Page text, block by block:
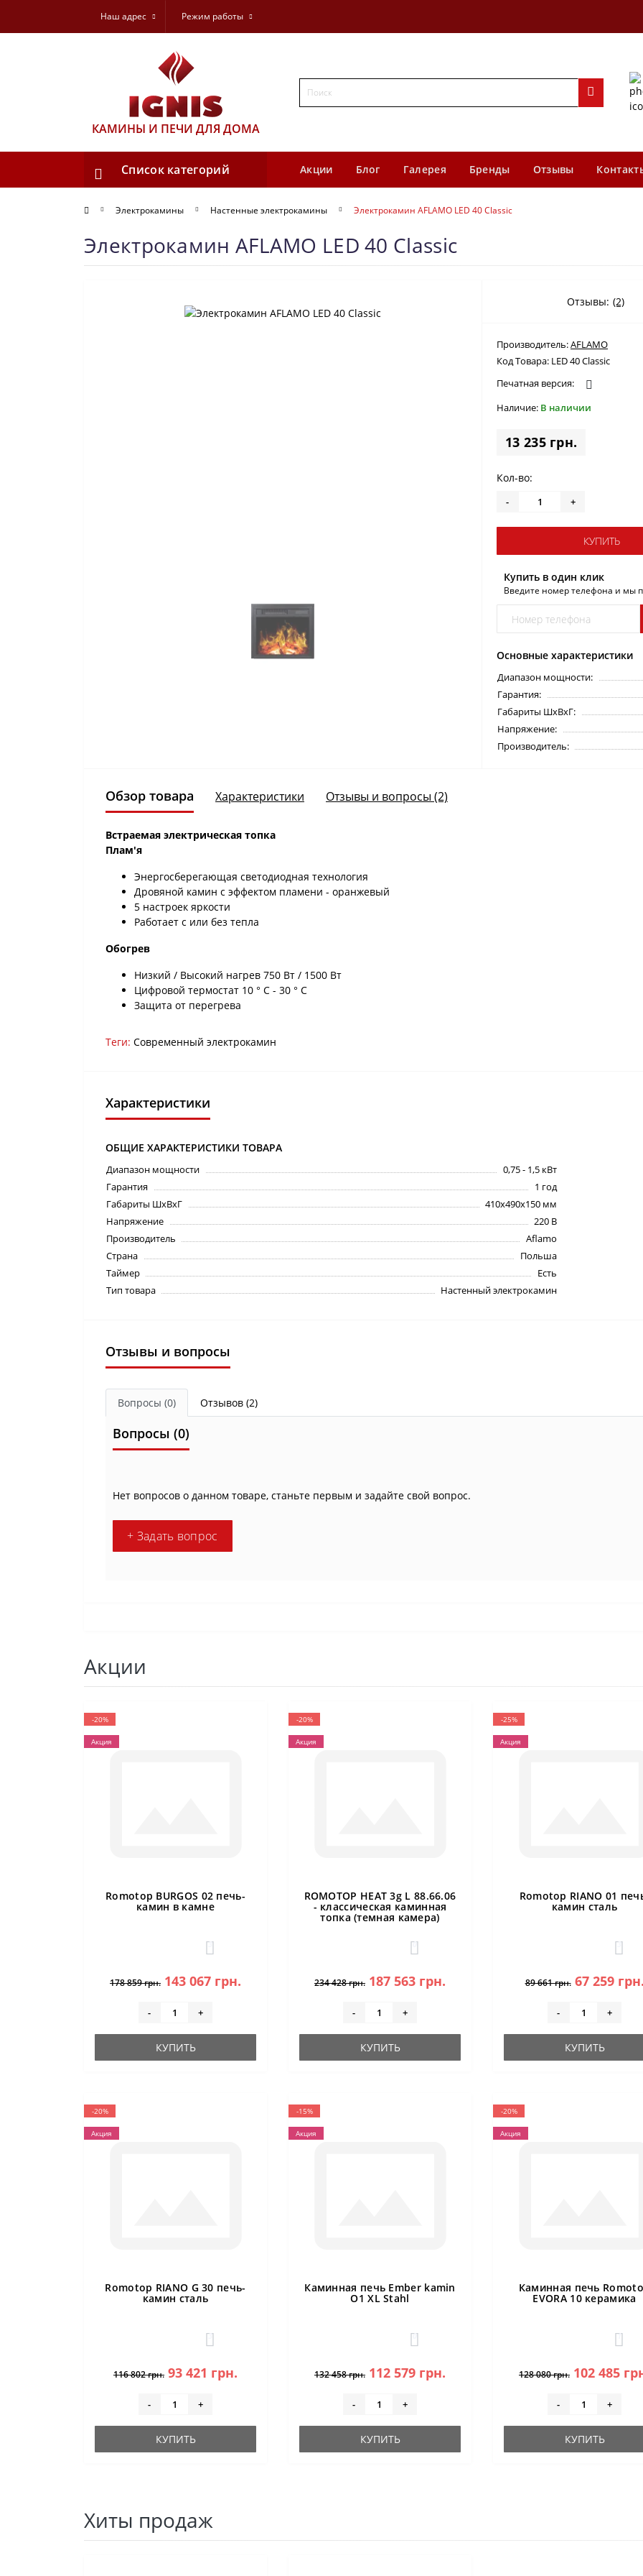
Наш адрес Режим работы
КАМИНЫ И ПЕЧИ ДЛЯ ДОМА
Список категорий Акции Блог Галерея Бренды Отзывы
Электрокамины Настенные электрокамины Электрокамин AFLAMO LED 40 Classic
Электрокамин AFLAMO LED 40 Classic
Отзывы: (2)
Производитель:AFLAMO
Код Товара: LED 40 Classic
Печатная версия:
Наличие: В наличии
13 235 грн.
Основные характеристики
Диапазон мощности:
Гарантия:
Габариты ШхВхГ:
Напряжение:
Производитель:
Кол-во:
- +
КУПИТЬ
Купить в один клик
Введите номер телефона и мы
Обзор товара Характеристики Отзывы и вопросы (2)
Встраемая электрическая топка
Плам'я
Энергосберегающая светодиодная технология
Дровяной камин с эффектом пламени - оранжевый
5 настроек яркости
Работает с или без тепла
Обогрев
Низкий / Высокий нагрев 750 Вт / 1500 Вт
Цифровой термостат 10 ° C - 30 ° C
Защита от перегрева
Теги: Современный электрокамин
Характеристики
ОБЩИЕ ХАРАКТЕРИСТИКИ ТОВАРА
Диапазон мощности
0,75 - 1,5 кВт
Гарантия
1 год
Габариты ШхВхГ
410х490х150 мм
Напряжение
220 В
Производитель
Aflamo
Страна
Польша
Таймер
Есть
Тип товара
Настенный электрокамин
Отзывы и вопросы
Вопросы (0) Отзывов (2)
Вопросы (0)
Нет вопросов о данном товаре, станьте первым и задайте свой вопрос.
+ Задать вопрос
Акции
-20%
Акция
Romotop BURGOS 02 печь-
камин в камне
3
178 859 грн. 143 067 грн.
- +
КУПИТЬ
-20%
Акция
ROMOTOP HEAT 3g L 88.66.06
- классическая каминная
топка (темная камера)
0
234 428 грн. 187 563 грн.
- +
КУПИТЬ
-25%
Акция
Romotop RIANO 01
камин сталь
3
89 661 грн. 67 259 грн.
- +
КУПИТЬ
-20%
Акция
Romotop RIANO G 30 печь-
камин сталь
3
116 802 грн. 93 421 грн.
- +
КУПИТЬ
-15%
Акция
Каминная печь Ember kamin
O1 XL Stahl
0
132 458 грн. 112 579 грн.
- +
КУПИТЬ
-20%
Акция
Каминная печь
EVORA 10 керамика
1
128 080 грн. 102 485
- +
КУПИТЬ
Хиты продаж